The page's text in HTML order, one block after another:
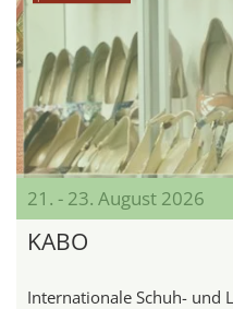
21. - 23. August 2026
KABO
Internationale Schuh- und